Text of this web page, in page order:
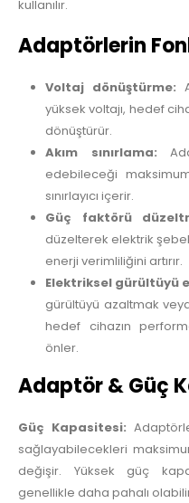
kullanılır.
Adaptörlerin
Voltaj dönüştürme:
yüksek voltajı, hedef
dönüştürür.
Akım sınırlama:
edebileceği
sınırlayıcı içerir.
Güç faktörü
düzelterek elektrik
enerji verimliliğini artırır.
Elektriksel gürültüyü
gürültüyü azaltmak
hedef cihazın
önler.
Adaptör & Güç
Güç Kapasitesi:
sağlayabilecekleri
değişir. Yüksek güç
genellikle daha pahalı